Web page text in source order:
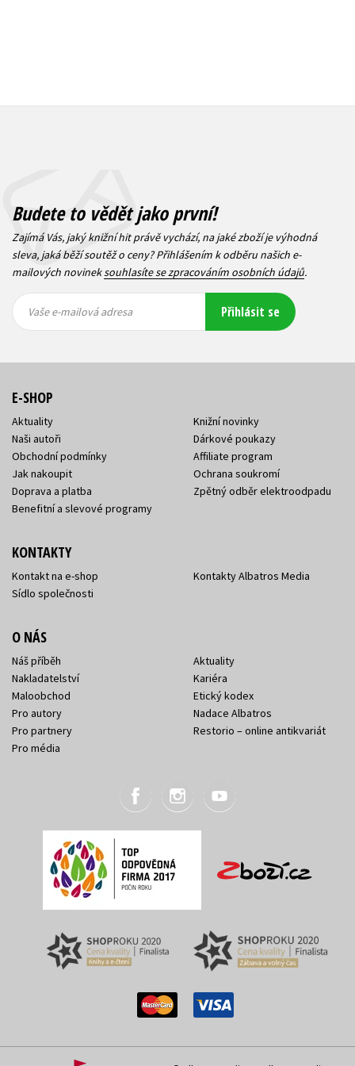
Budete to vědět jako první!
Zajímá Vás, jaký knižní hit právě vychází, na jaké zboží je výhodná
sleva, jaká běží soutěž o ceny? Přihlášením k odběru našich e-
mailových novineksouhlasíte se zpracováním osobních údajů.
mailová
mailová
Vaše e-mailová adresa Přihlásit se
E-SHOP
Aktuality
Naši autoři
Obchodní podmínky
Jak nakoupit
Doprava a platba
Benefitní a slevové programy
Knižní novinky
Dárkové poukazy
Affiliate program
Ochrana soukromí
Zpětný odběr elektroodpadu
KONTAKTY
Kontakt na e-shop
Sídlo společnosti
Kontakty Albatros Media
O NÁS
Náš příběh
Nakladatelství
Maloobchod
Pro autory
Pro partnery
Pro média
Aktuality
Kariéra
Etický kodex
Nadace Albatros
Restorio – online antikvariát